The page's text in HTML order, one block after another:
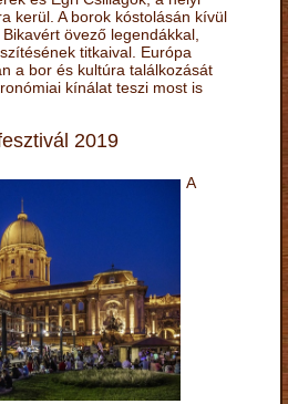
kerül. A borok kóstolásán kívül
övező legendákkal,
titkaival. Európa
a bor és kultúra találkozását
kínálat teszi most is
2019
A